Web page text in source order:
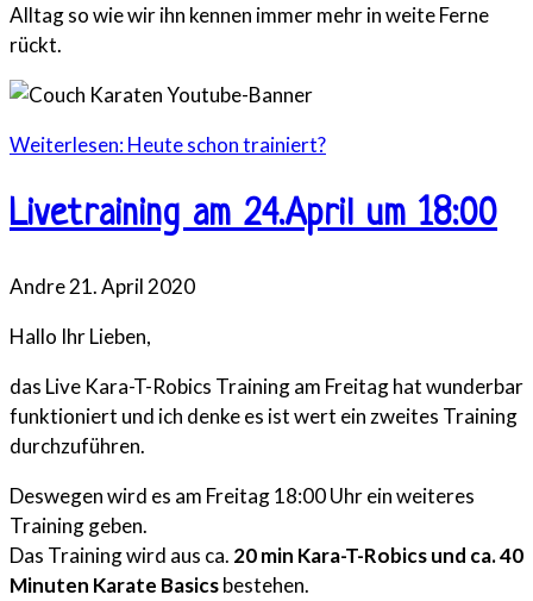
Alltag so wie wir ihn kennen immer mehr in weite Ferne
rückt.
Weiterlesen: Heute schon trainiert?
Livetraining am 24.April um 18:00
Andre21. April 2020
Hallo Ihr Lieben,
das Live Kara-T-Robics Training am Freitag hat wunderbar
funktioniert und ich denke es ist wert ein zweites Training
durchzuführen.
Deswegen wird es am Freitag 18:00 Uhr ein weiteres
Training geben.
Das Training wird aus ca. 20 min Kara-T-Robics und ca. 40
Minuten Karate Basicsbestehen.